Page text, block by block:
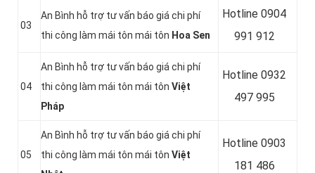
03
An Bình hỗ trợ tư vấn báo giá chi phí
thi công làm mái tôn mái tôn Hoa Sen
Hotline 0904
991 912
04
An Bình hỗ trợ tư vấn báo giá chi phí
thi công làm mái tôn mái tôn Việt
Pháp
Hotline 0932
497 995
05
An Bình hỗ trợ tư vấn báo giá chi phí
thi công làm mái tôn mái tôn Việt
Hotline 0903
181 486